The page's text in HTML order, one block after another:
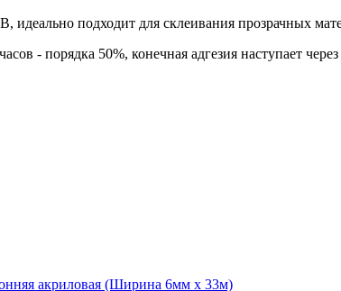
подходит для склеивания прозрачных
- порядка 50%, конечная адгезия наступает через